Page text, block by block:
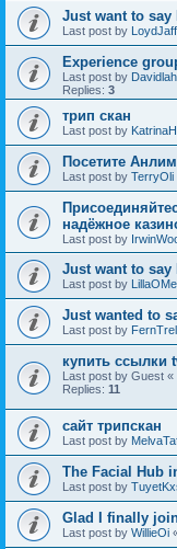
Just want to say
Last post by LoydJaff
Experience
Last post by Davidlah
Replies: 3
трип скан
Last post by KatrinaH
Посетите
Last post by TerryOli
надёжное
Last post by
Just want to say
Last post by LillaOMe
Just wanted to
Last post by FernTrel
купить ссылки
Last post by Guest «
Replies: 11
сайт трипскан
Last post by
The Facial Hub
Last post by
Glad I finally
Last post by WillieOi